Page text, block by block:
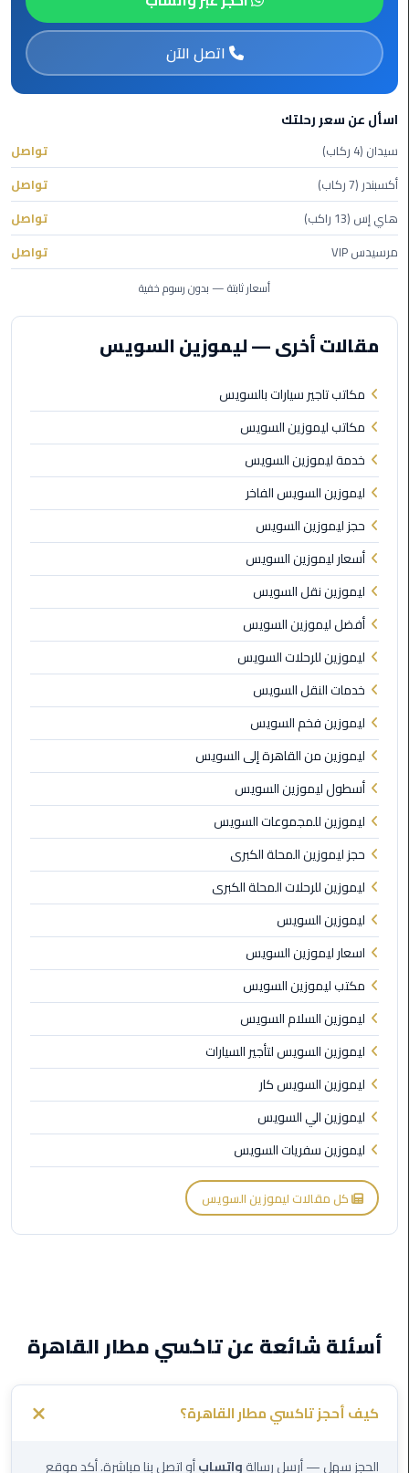
ليموزين
السخنة
ليموزين
مطار
سفنكس
ليموزين
القاهرة
اسكندرية
مطار
العرب
ليموزين
المطار
الخط
الساخن
ليموزين
مطار
العلمين
ليموزين
توصيل
المطار
ليموزين
مطار
مرسي
مطروح
ليموزين
مطار
اكتوبر
ليموزين
مطار
الغردقة
ليموزين
مطار
القاهرة
أسعار
ليموزين
مطار
شرم
الشيخ
ليموزين
مطار
مطار
العاصمة
ليموزين
القاهرة
اتصل الآن
اسأل عن سعر رحلتك
سيدان (4 ركاب)
تواصل
أكسبندر (7 ركاب)
تواصل
هاي إس (13 راكب)
تواصل
مرسيدس VIP
تواصل
أسعار ثابتة — بدون رسوم خفية
مقالات أخرى — ليموزين السويس
مكاتب تاجير سيارات بالسويس
مكاتب ليموزين السويس
خدمة ليموزين السويس
ليموزين السويس الفاخر
حجز ليموزين السويس
أسعار ليموزين السويس
ليموزين نقل السويس
أفضل ليموزين السويس
ليموزين للرحلات السويس
خدمات النقل السويس
ليموزين فخم السويس
ليموزين من القاهرة إلى السويس
أسطول ليموزين السويس
ليموزين للمجموعات السويس
حجز ليموزين المحلة الكبرى
ليموزين للرحلات المحلة الكبرى
ليموزين السويس
اسعار ليموزين السويس
مكتب ليموزين السويس
ليموزين السلام السويس
ليموزين السويس لتأجير السيارات
ليموزين السويس كار
ليموزين الي السويس
ليموزين سفريات السويس
كل مقالات ليموزين السويس
أسئلة شائعة عن تاكسي مطار القاهرة
كيف أحجز تاكسي مطار القاهرة؟
الحجز سهل — أرسل رسالةواتسابأو اتصل بنا مباشرة. أكد موقع